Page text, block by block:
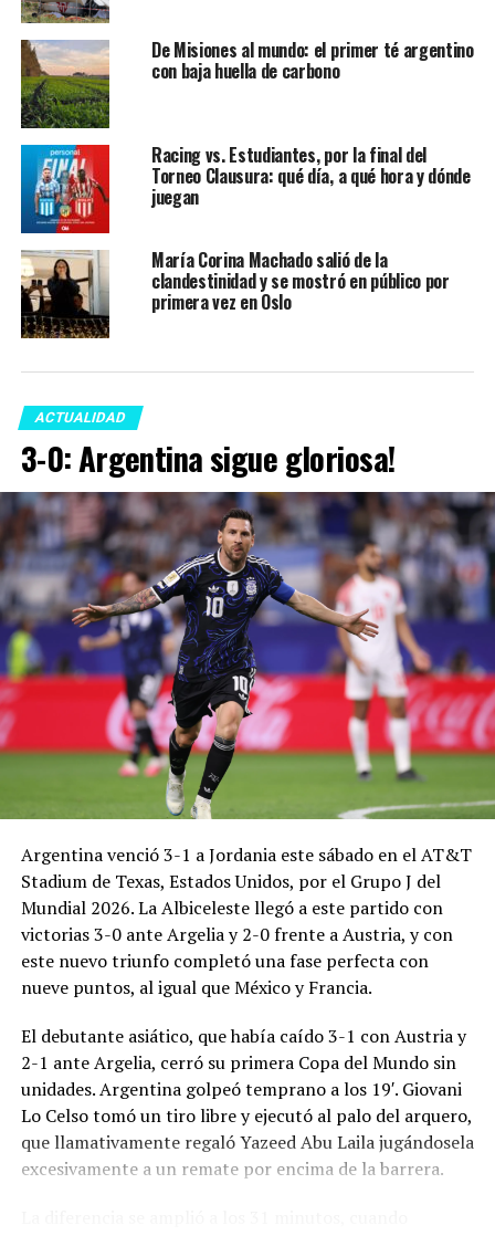
De Misiones al mundo: el primer té argentino
con baja huella de carbono
Racing vs. Estudiantes, por la final del
Torneo Clausura: qué día, a qué hora y dónde
juegan
María Corina Machado salió de la
clandestinidad y se mostró en público por
primera vez en Oslo
ACTUALIDAD
3-0: Argentina sigue gloriosa!
Argentina venció 3-1 a Jordania este sábado en el AT&T
Stadium de Texas, Estados Unidos, por el Grupo J del
Mundial 2026. La Albiceleste llegó a este partido con
victorias 3-0 ante Argelia y 2-0 frente a Austria, y con
este nuevo triunfo completó una fase perfecta con
nueve puntos, al igual que México y Francia.
El debutante asiático, que había caído 3-1 con Austria y
2-1 ante Argelia, cerró su primera Copa del Mundo sin
unidades. Argentina golpeó temprano a los 19′. Giovani
Lo Celso tomó un tiro libre y ejecutó al palo del arquero,
que llamativamente regaló Yazeed Abu Laila jugándosela
excesivamente a un remate por encima de la barrera.